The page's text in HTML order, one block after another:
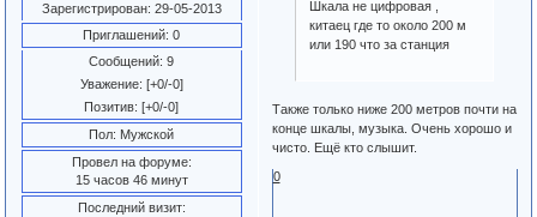
Зарегистрирован: 29-05-2013
Приглашений: 0
Сообщений: 9
Уважение: [+0/-0]
Позитив: [+0/-0]
Пол: Мужской
Провел на форуме:
15 часов 46 минут
Последний визит:
Шкала не цифровая ,
китаец где то около 200 м
или 190 что за станция
Также только ниже 200 метров почти на
конце шкалы, музыка. Очень хорошо и
чисто. Ещё кто слышит.
0